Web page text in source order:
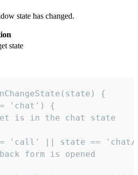
state has changed.
state
{
'chat') {
is in the chat state
'call' || state ==
form is opened